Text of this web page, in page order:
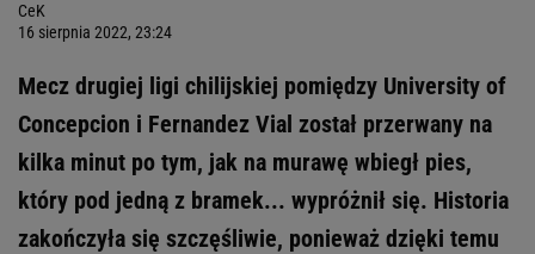
CeK
16 sierpnia 2022, 23:24
Mecz drugiej ligi chilijskiej pomiędzy University of
Concepcion i Fernandez Vial został przerwany na
kilka minut po tym, jak na murawę wbiegł pies,
który pod jedną z bramek... wypróżnił się. Historia
zakończyła się szczęśliwie, ponieważ dzięki temu